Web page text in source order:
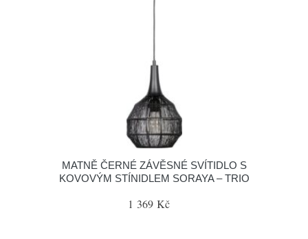
MATNĚ ČERNÉ ZÁVĚSNÉ SVÍTIDLO S
KOVOVÝM STÍNIDLEM SORAYA – TRIO
1 369 Kč